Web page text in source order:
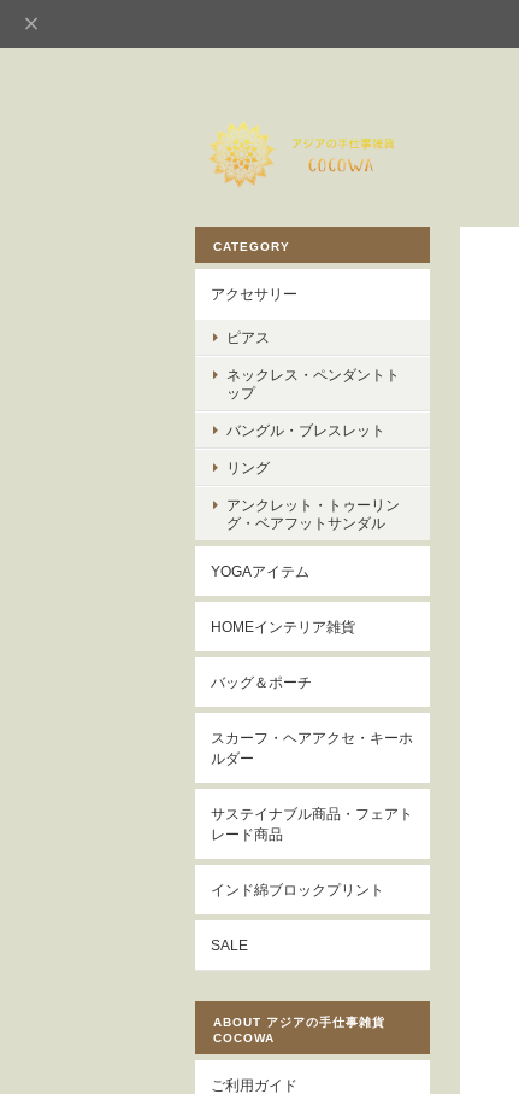
CATEGORY
アクセサリー
ピアス
ネックレス・ペンダントト
ップ
バングル・ブレスレット
リング
アンクレット・トゥーリン
グ・ベアフットサンダル
YOGAアイテム
HOMEインテリア雑貨
バッグ＆ポーチ
スカーフ・ヘアアクセ・キーホ
ルダー
サステイナブル商品・フェアト
レード商品
インド綿ブロックプリント
SALE
ABOUT アジアの手仕事雑貨
COCOWA
ご利用ガイド